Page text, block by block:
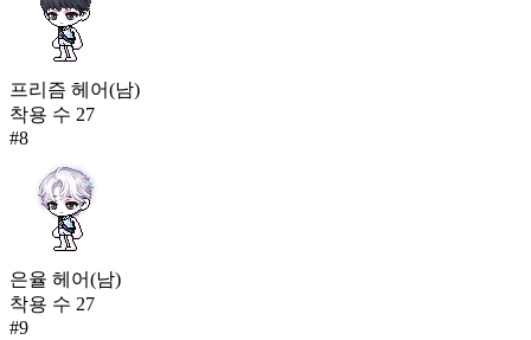
프리즘 헤어(남)
착용 수 27
#8
은율 헤어(남)
착용 수 27
#9